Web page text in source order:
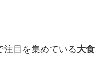
目を集めている大食